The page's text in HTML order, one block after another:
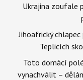
Ukrajina zoufale
Jihoafrický
Teplicích
Toto domácí
vynachválit –